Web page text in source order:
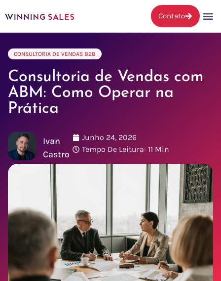
Contato
CONSULTORIA DE VENDAS B2B
Consultoria de Vendas com
ABM: Como Operar na
Prática
Junho 24, 2026
Tempo De Leitura: 11 Min
Ivan
Castro